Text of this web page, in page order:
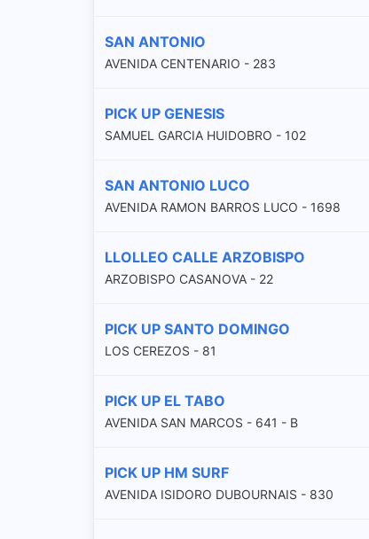
SAN ANTONIO
AVENIDA CENTENARIO - 283
PICK UP GENESIS
SAMUEL GARCIA HUIDOBRO - 102
SAN ANTONIO LUCO
AVENIDA RAMON BARROS LUCO - 1698
LLOLLEO CALLE ARZOBISPO
ARZOBISPO CASANOVA - 22
PICK UP SANTO DOMINGO
LOS CEREZOS - 81
PICK UP EL TABO
AVENIDA SAN MARCOS - 641 - B
PICK UP HM SURF
AVENIDA ISIDORO DUBOURNAIS - 830